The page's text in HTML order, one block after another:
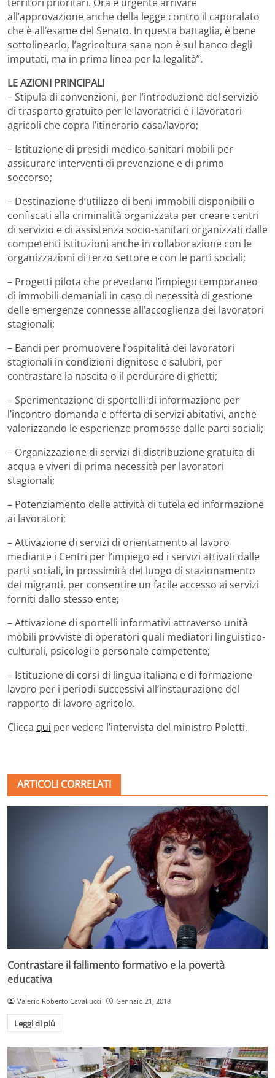
all’approvazione anche della legge contro il caporalato
che è all’esame del Senato. In questa battaglia, è bene
sottolinearlo, l’agricoltura sana non è sul banco degli
imputati, ma in prima linea per la legalità”.
LE AZIONI PRINCIPALI
– Stipula di convenzioni, per l’introduzione del servizio
di trasporto gratuito per le lavoratrici e i lavoratori
agricoli che copra l’itinerario casa/lavoro;
– Istituzione di presidi medico-sanitari mobili per
assicurare interventi di prevenzione e di primo
soccorso;
– Destinazione d’utilizzo di beni immobili disponibili o
confiscati alla criminalità organizzata per creare centri
di servizio e di assistenza socio-sanitari organizzati dalle
competenti istituzioni anche in collaborazione con le
organizzazioni di terzo settore e con le parti sociali;
– Progetti pilota che prevedano l’impiego temporaneo
di immobili demaniali in caso di necessità di gestione
delle emergenze connesse all’accoglienza dei lavoratori
stagionali;
– Bandi per promuovere l’ospitalità dei lavoratori
stagionali in condizioni dignitose e salubri, per
contrastare la nascita o il perdurare di ghetti;
– Sperimentazione di sportelli di informazione per
l’incontro domanda e offerta di servizi abitativi, anche
valorizzando le esperienze promosse dalle parti sociali;
– Organizzazione di servizi di distribuzione gratuita di
acqua e viveri di prima necessità per lavoratori
stagionali;
– Potenziamento delle attività di tutela ed informazione
ai lavoratori;
– Attivazione di servizi di orientamento al lavoro
mediante i Centri per l’impiego ed i servizi attivati dalle
parti sociali, in prossimità del luogo di stazionamento
dei migranti, per consentire un facile accesso ai servizi
forniti dallo stesso ente;
– Attivazione di sportelli informativi attraverso unità
mobili provviste di operatori quali mediatori linguistico-
culturali, psicologi e personale competente;
– Istituzione di corsi di lingua italiana e di formazione
lavoro per i periodi successivi all’instaurazione del
rapporto di lavoro agricolo.
Clicca qui per vedere l’intervista del ministro Poletti.
ARTICOLI CORRELATI
Contrastare il fallimento formativo e la povertà
educativa
Valerio Roberto Cavallucci Gennaio 21, 2018
Leggi di più